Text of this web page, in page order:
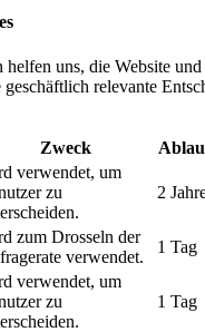
uns, die Website
relevante
Zweck
verwendet, um
zu
2
zum Drosseln der
verwendet.
1 Tag
verwendet, um
zu
1 Tag